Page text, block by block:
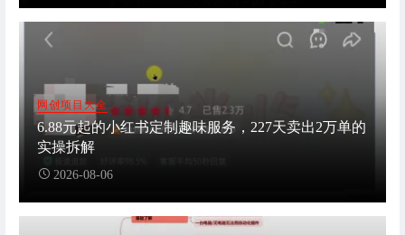
网创项目大全
6.88元起的小红书定制趣味服务，227天卖出2万单的
实操拆解
2026-08-06